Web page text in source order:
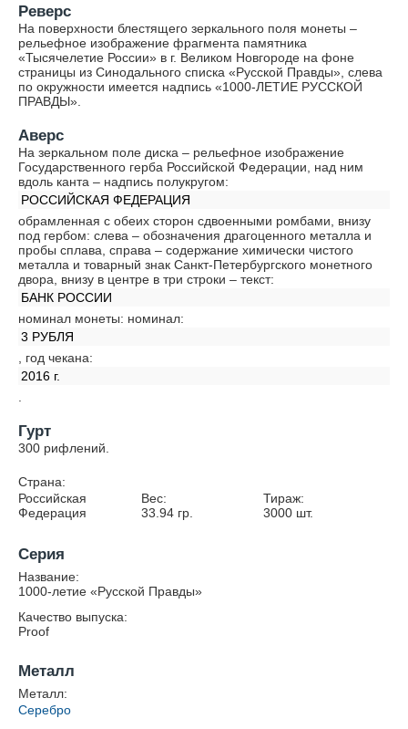
Реверс
На поверхности блестящего зеркального поля монеты –
рельефное изображение фрагмента памятника
«Тысячелетие России» в г. Великом Новгороде на фоне
страницы из Синодального списка «Русской Правды», слева
по окружности имеется надпись «1000-ЛЕТИЕ РУССКОЙ
ПРАВДЫ».
Аверс
На зеркальном поле диска – рельефное изображение
Государственного герба Российской Федерации, над ним
вдоль канта – надпись полукругом:
РОССИЙСКАЯ ФЕДЕРАЦИЯ
обрамленная с обеих сторон сдвоенными ромбами, внизу
под гербом: слева – обозначения драгоценного металла и
пробы сплава, справа – содержание химически чистого
металла и товарный знак Санкт-Петербургского монетного
двора, внизу в центре в три строки – текст:
БАНК РОССИИ
номинал монеты: номинал:
3 РУБЛЯ
, год чекана:
2016 г.
Гурт
300 рифлений.
Страна:
Российская
Федерация
Вес:
33.94гр.
Тираж:
3000 шт.
Серия
Название:
1000-летие «Русской Правды»
Качество выпуска:
Proof
Металл
Металл:
Серебро